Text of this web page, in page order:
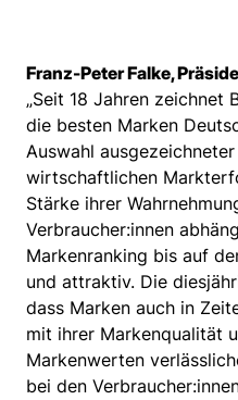
Franz-Peter Falke,
„Seit 18 Jahren zeichnet
die besten Marken
Auswahl
wirtschaftlichen
Stärke ihrer
Verbraucher:innen
Markenranking bis auf
und attraktiv. Die
dass Marken auch in
mit ihrer Markenqualität
Markenwerten
bei den